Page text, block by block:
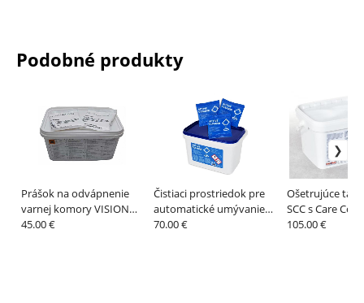
Podobné produkty
Prášok na odvápnenie
varnej komory VISION
DESCALER, 25 sáčkov x
45.00 €
Čistiaci prostriedok pre
automatické umývanie
ACTIVE CLEANER, 50
70.00 €
Ošetrujúce
SCC s Care
RATIONAL
105.00 €